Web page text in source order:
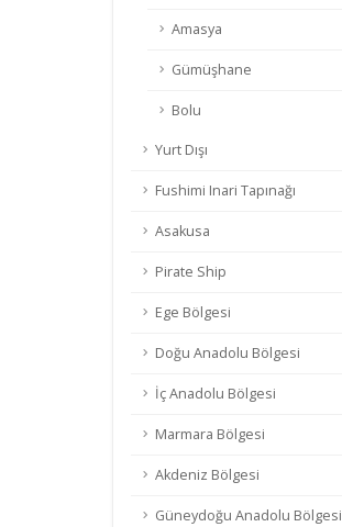
Amasya
Gümüşhane
Bolu
Yurt Dışı
Fushimi Inari Tapınağı
Asakusa
Pirate Ship
Ege Bölgesi
Doğu Anadolu Bölgesi
İç Anadolu Bölgesi
Marmara Bölgesi
Akdeniz Bölgesi
Güneydoğu Anadolu Bölgesi